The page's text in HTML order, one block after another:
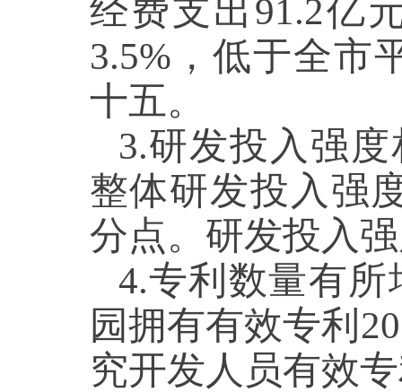
经费支出91.2亿
3.5%，低于全市
十五。
3.研发投入强
整体研发投入强
分点。研发投入
4.专利数量有所
园拥有有效专利
究开发人员有效